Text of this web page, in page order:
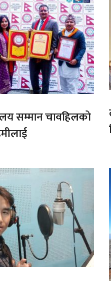
सम्मान चावहिलको